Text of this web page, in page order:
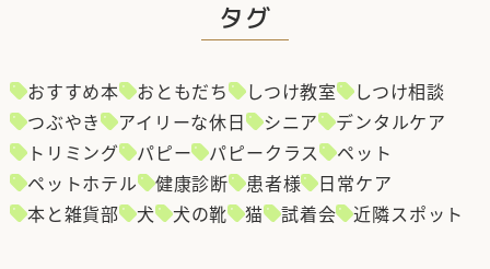
タグ
おすすめ本 おともだち しつけ教室
しつけ相談
つぶやき
アイリーな休日 シニア
デンタルケア
トリミング
パピー パピークラス
ペット
ペットホテル
健康診断 患者様
日常ケア
本と雑貨部
犬 犬の靴 猫 試着会 近隣スポット